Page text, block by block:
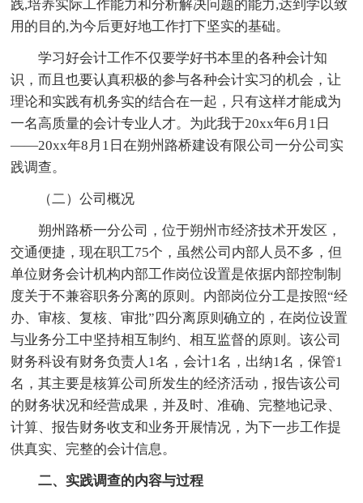
践,培养实际工作能力和分析解决问题的能力,达到学以致
用的目的,为今后更好地工作打下坚实的基础。
学习好会计工作不仅要学好书本里的各种会计知
识，而且也要认真积极的参与各种会计实习的机会，让
理论和实践有机务实的结合在一起，只有这样才能成为
一名高质量的会计专业人才。为此我于20xx年6月1日
——20xx年8月1日在朔州路桥建设有限公司一分公司实
践调查。
（二）公司概况
朔州路桥一分公司，位于朔州市经济技术开发区，
交通便捷，现在职工75个，虽然公司内部人员不多，但
单位财务会计机构内部工作岗位设置是依据内部控制制
度关于不兼容职务分离的原则。内部岗位分工是按照“经
办、审核、复核、审批”四分离原则确立的，在岗位设置
与业务分工中坚持相互制约、相互监督的原则。该公司
财务科设有财务负责人1名，会计1名，出纳1名，保管1
名，其主要是核算公司所发生的经济活动，报告该公司
的财务状况和经营成果，并及时、准确、完整地记录、
计算、报告财务收支和业务开展情况，为下一步工作提
供真实、完整的会计信息。
二、实践调查的内容与过程